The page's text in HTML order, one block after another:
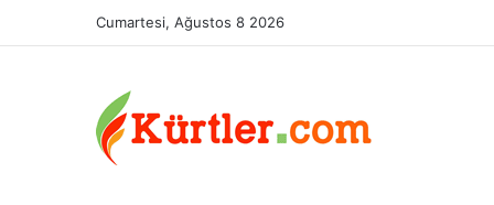
Cumartesi, Ağustos 8 2026